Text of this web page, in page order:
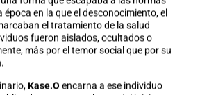
en la que el desconocimiento, el
el tratamiento de la salud
fueron aislados, ocultados o
más por el temor social que por su
Kase.O encarna a ese individuo